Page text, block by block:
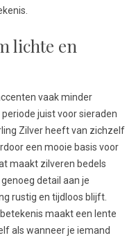
lichte en
vaak minder
juist voor sieraden
Zilver heeft van zichzelf
een mooie basis voor
maakt zilveren bedels
detail aan je
rustig en tijdloos blijft.
maakt een lente
als wanneer je iemand